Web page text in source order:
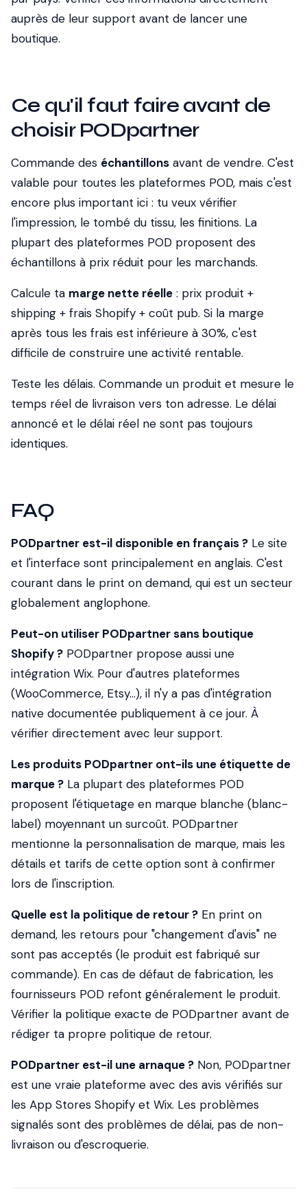
auprès de leur support avant de lancer une
boutique.
Ce qu'il faut faire avant de
choisir PODpartner
Commande des échantillons avant de vendre. C'est
valable pour toutes les plateformes POD, mais c'est
encore plus important ici : tu veux vérifier
l'impression, le tombé du tissu, les finitions. La
plupart des plateformes POD proposent des
échantillons à prix réduit pour les marchands.
Calcule ta marge nette réelle : prix produit +
shipping + frais Shopify + coût pub. Si la marge
après tous les frais est inférieure à 30%, c'est
difficile de construire une activité rentable.
Teste les délais. Commande un produit et mesure le
temps réel de livraison vers ton adresse. Le délai
annoncé et le délai réel ne sont pas toujours
identiques.
FAQ
PODpartner est-il disponible en français ? Le site
et l'interface sont principalement en anglais. C'est
courant dans le print on demand, qui est un secteur
globalement anglophone.
Peut-on utiliser PODpartner sans boutique
Shopify ? PODpartner propose aussi une
intégration Wix. Pour d'autres plateformes
(WooCommerce, Etsy…), il n'y a pas d'intégration
native documentée publiquement à ce jour. À
vérifier directement avec leur support.
Les produits PODpartner ont-ils une étiquette de
marque ? La plupart des plateformes POD
proposent l'étiquetage en marque blanche (blanc-
label) moyennant un surcoût. PODpartner
mentionne la personnalisation de marque, mais les
détails et tarifs de cette option sont à confirmer
lors de l'inscription.
Quelle est la politique de retour ? En print on
demand, les retours pour "changement d'avis" ne
sont pas acceptés (le produit est fabriqué sur
commande). En cas de défaut de fabrication, les
fournisseurs POD refont généralement le produit.
Vérifier la politique exacte de PODpartner avant de
rédiger ta propre politique de retour.
PODpartner est-il une arnaque ? Non, PODpartner
est une vraie plateforme avec des avis vérifiés sur
les App Stores Shopify et Wix. Les problèmes
signalés sont des problèmes de délai, pas de non-
livraison ou d'escroquerie.